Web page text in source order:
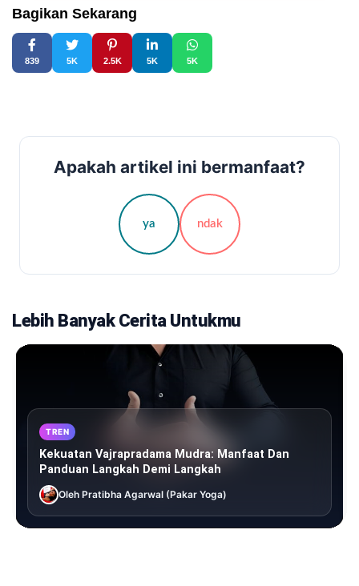
Bagikan Sekarang
839 5K 2.5K 5K 5K
Apakah artikel ini bermanfaat?
ya ndak
Lebih Banyak Cerita Untukmu
TREN
Kekuatan Vajrapradama Mudra: Manfaat Dan
Panduan Langkah Demi Langkah
Oleh Pratibha Agarwal (Pakar Yoga)